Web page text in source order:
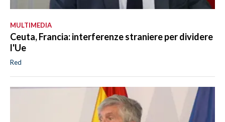
MULTIMEDIA
Ceuta, Francia: interferenze straniere per dividere
l'Ue
Red